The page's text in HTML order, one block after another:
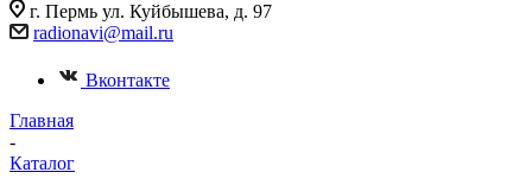
г. Пермь ул. Куйбышева, д. 97
radionavi@mail.ru
Вконтакте
Главная
-
Каталог